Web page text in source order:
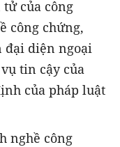
của công
công chứng,
đại diện ngoại
tin cậy của
của pháp luật
nghề công